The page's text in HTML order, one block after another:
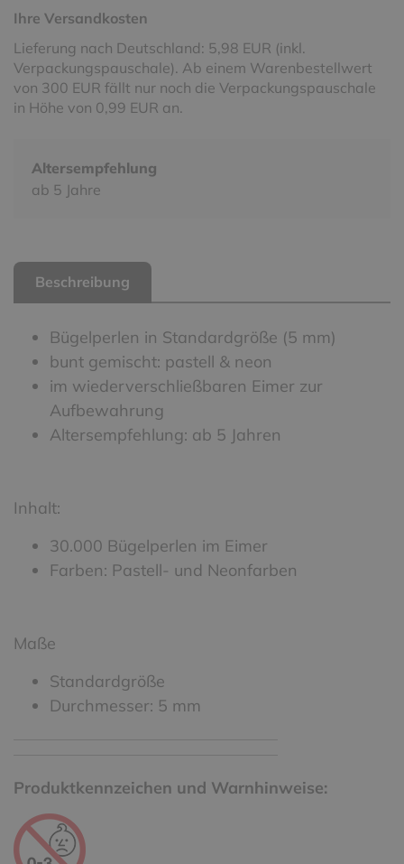
Ihre Versandkosten
Lieferung nach Deutschland: 5,98 EUR (inkl.
Verpackungspauschale). Ab einem Warenbestellwert
von 300 EUR fällt nur noch die Verpackungspauschale
in Höhe von 0,99 EUR an.
Altersempfehlung
ab 5 Jahre
Beschreibung
Bügelperlen in Standardgröße (5 mm)
bunt gemischt: pastell & neon
im wiederverschließbaren Eimer zur
Aufbewahrung
Altersempfehlung: ab 5 Jahren
Inhalt:
30.000 Bügelperlen im Eimer
Farben: Pastell- und Neonfarben
Maße
Standardgröße
Durchmesser: 5 mm
Produktkennzeichen und Warnhinweise: